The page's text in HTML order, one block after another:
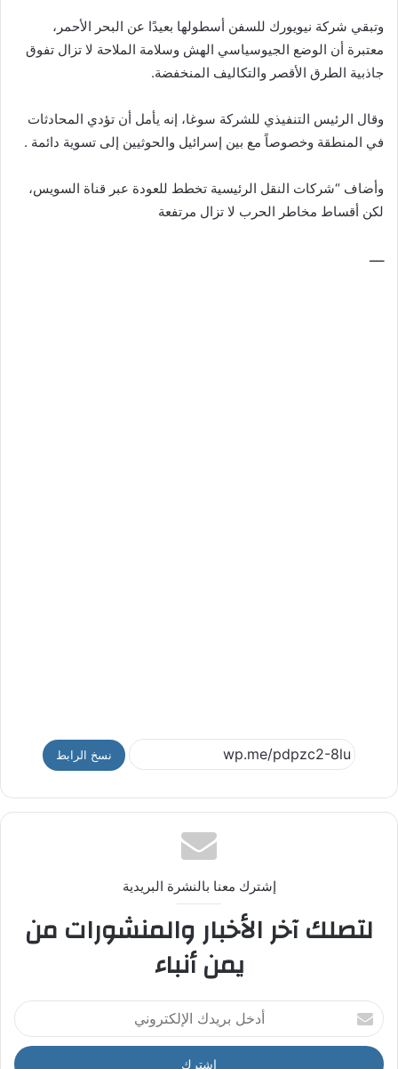
وتبقي شركة نيويورك للسفن أسطولها بعيدًا عن البحر الأحمر،
معتبرة أن الوضع الجيوسياسي الهش وسلامة الملاحة لا تزال تفوق
جاذبية الطرق الأقصر والتكاليف المنخفضة.
وقال الرئيس التنفيذي للشركة سوغا، إنه يأمل أن تؤدي المحادثات
في المنطقة وخصوصاً مع بين إسرائيل والحوثيين إلى تسوية دائمة .
وأضاف “شركات النقل الرئيسية تخطط للعودة عبر قناة السويس،
لكن أقساط مخاطر الحرب لا تزال مرتفعة
ــــ
نسخ الرابط
إشترك معنا بالنشرة البريدية
لتصلك آخر الأخبار والمنشورات من
يمن أنباء
أ
د
خ
ل